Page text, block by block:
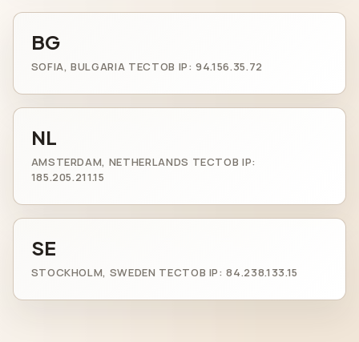
BG
SOFIA, BULGARIA ТЕСТОВ IP: 94.156.35.72
NL
AMSTERDAM, NETHERLANDS ТЕСТОВ IP:
185.205.211.15
SE
STOCKHOLM, SWEDEN ТЕСТОВ IP: 84.238.133.15